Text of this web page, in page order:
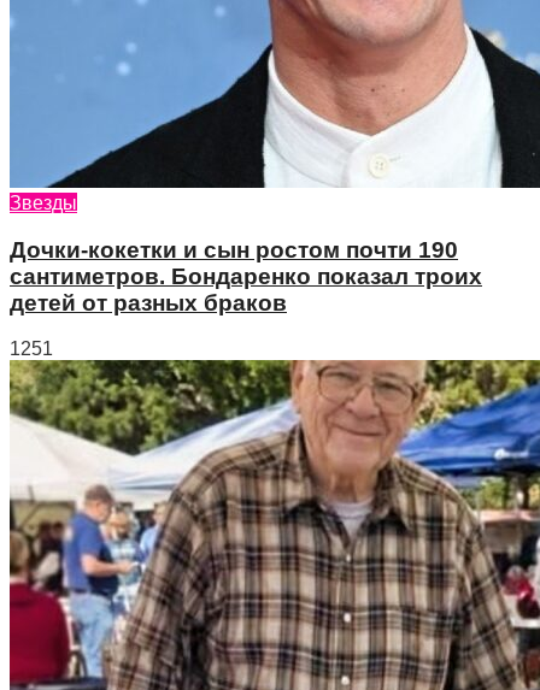
Звезды
Дочки-кокетки и сын ростом почти 190
сантиметров. Бондаренко показал троих
детей от разных браков
1251